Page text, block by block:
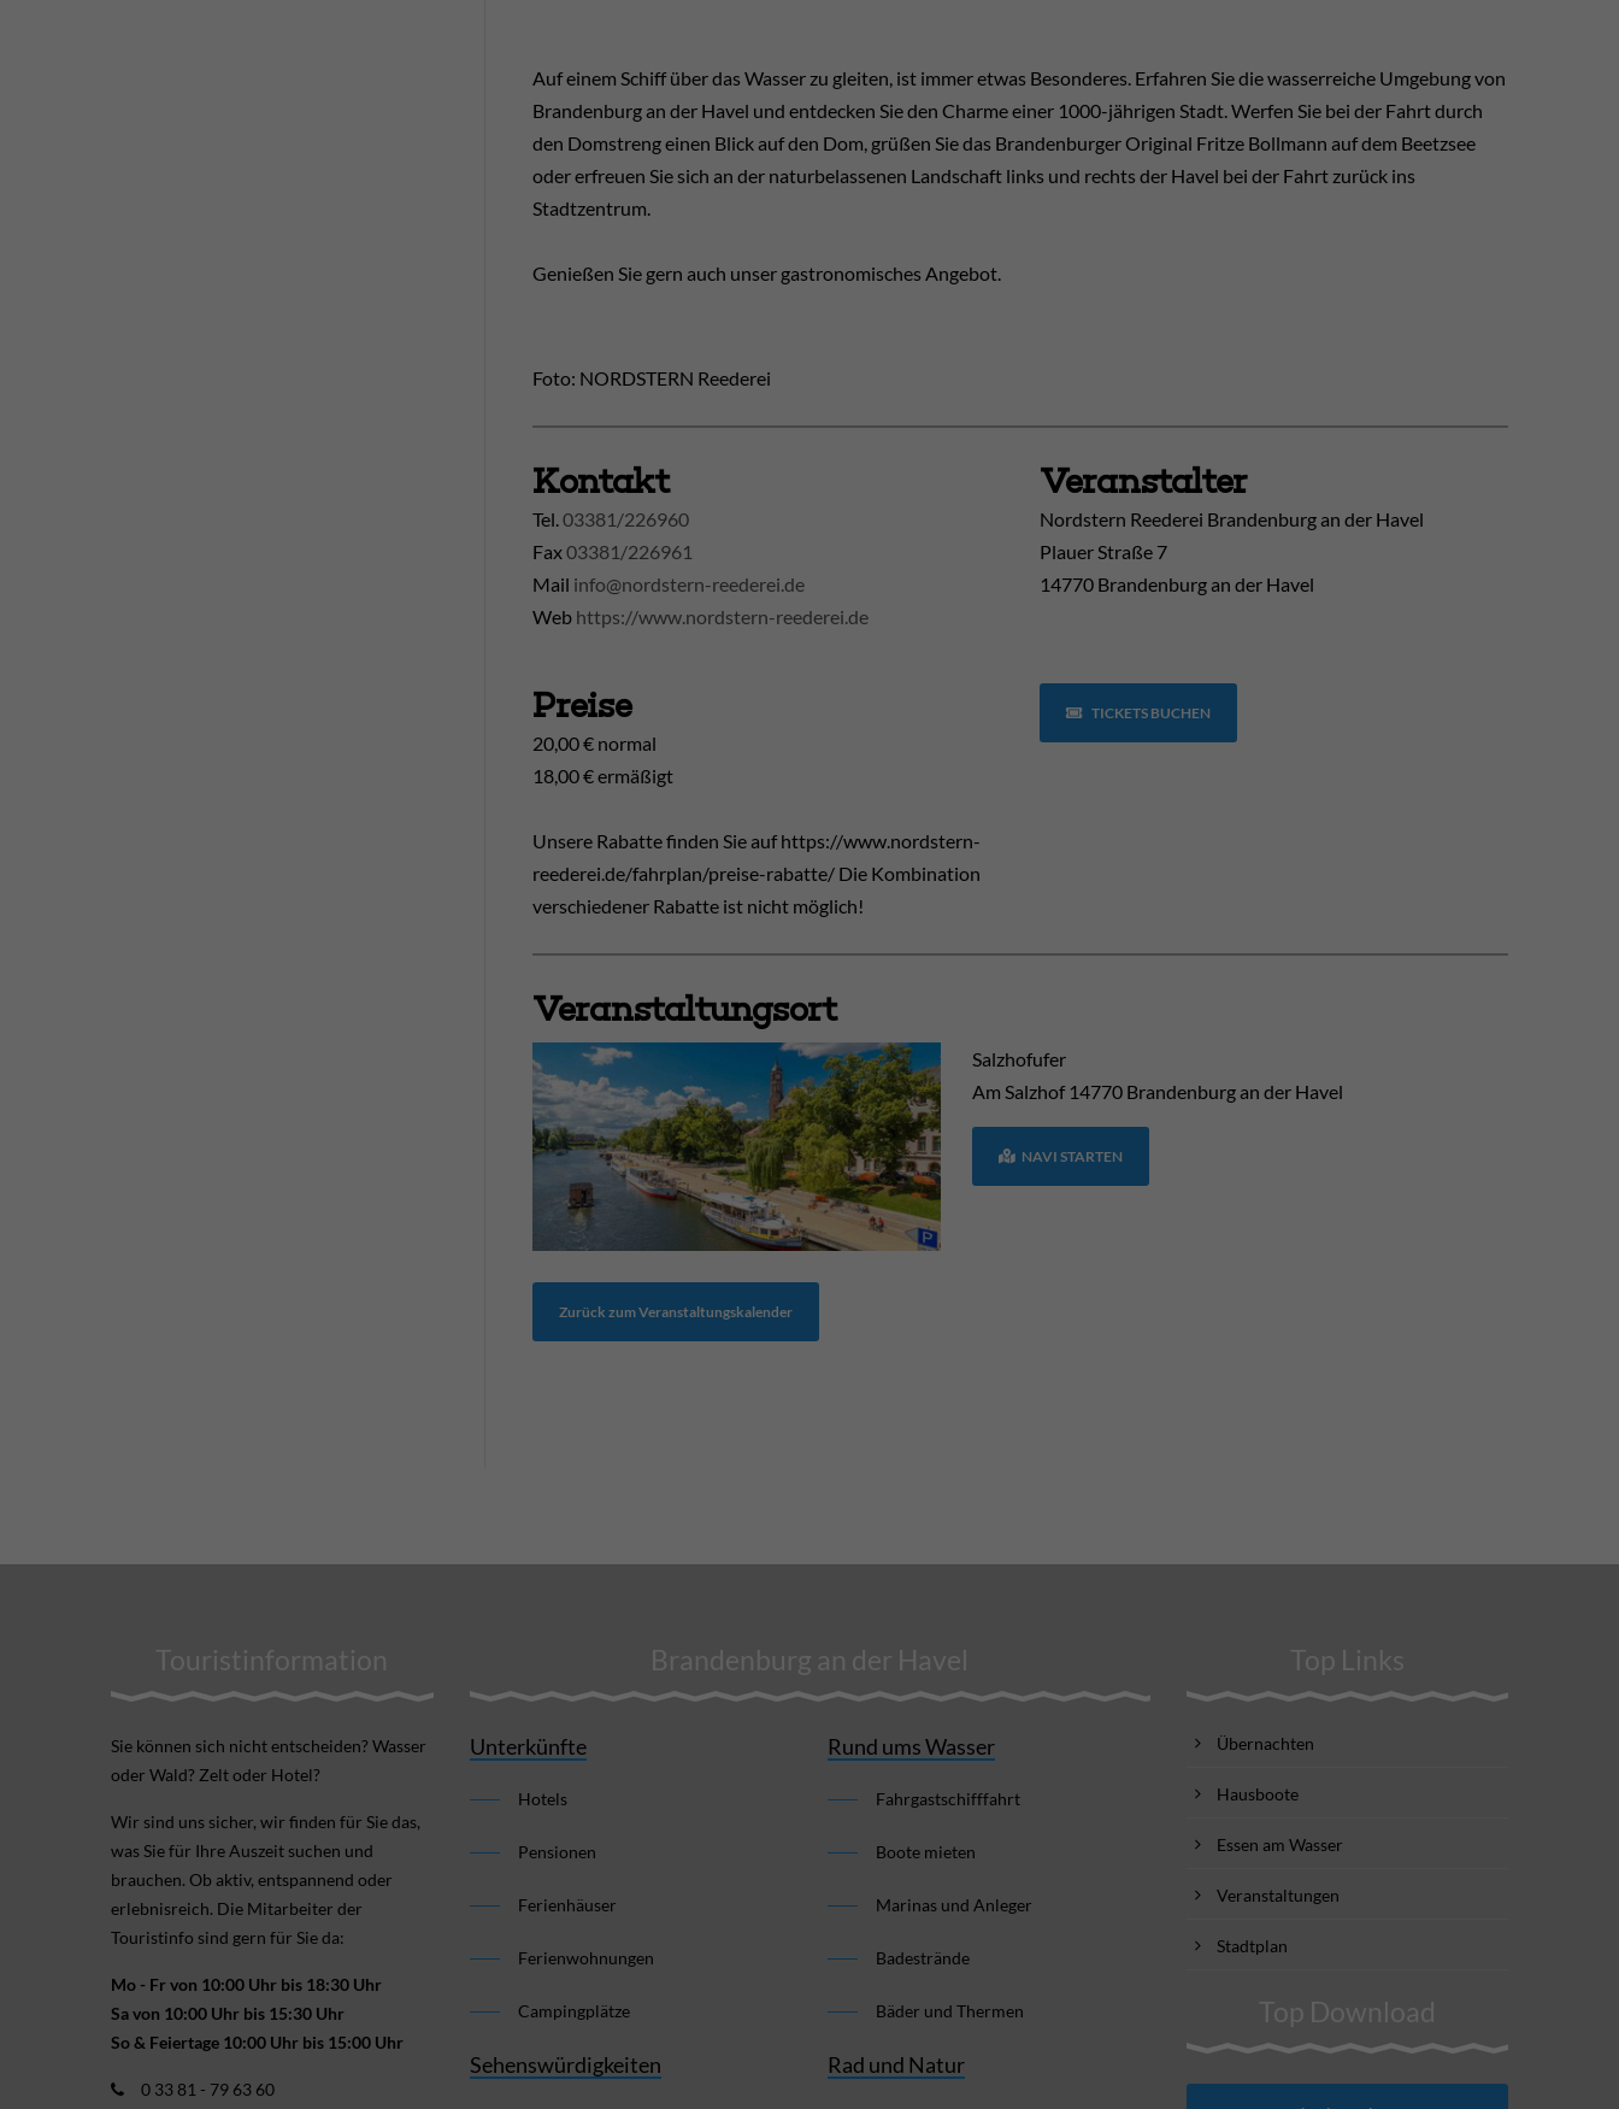
Auf einem Schiff über das Wasser zu gleiten, ist immer etwas Besonderes. Erfahren Sie die wasserreiche Umgebung von
Brandenburg an der Havel und entdecken Sie den Charme einer 1000-jährigen Stadt. Werfen Sie bei der Fahrt durch
den Domstreng einen Blick auf den Dom, grüßen Sie das Brandenburger Original Fritze Bollmann auf dem Beetzsee
oder erfreuen Sie sich an der naturbelassenen Landschaft links und rechts der Havel bei der Fahrt zurück ins
Stadtzentrum.
Genießen Sie gern auch unser gastronomisches Angebot.
Foto: NORDSTERN Reederei
Kontakt
Tel.03381/226960
Fax03381/226961
Mail info@nordstern-reederei.de
Web https://www.nordstern-reederei.de
Veranstalter
Nordstern Reederei Brandenburg an der Havel
Plauer Straße 7
14770 Brandenburg an der Havel
Preise
20,00 € normal
18,00 € ermäßigt
Unsere Rabatte finden Sie auf https://www.nordstern-
reederei.de/fahrplan/preise-rabatte/ Die Kombination
verschiedener Rabatte ist nicht möglich!
TICKETS BUCHEN
Veranstaltungsort
Salzhofufer
Am Salzhof 14770 Brandenburg an der Havel
NAVI STARTEN
Zurück zum Veranstaltungskalender
Touristinformation
Sie können sich nicht ent­scheiden? Wasser
oder Wald? Zelt oder Hotel?
Wir sind uns sicher, wir finden für Sie das,
was Sie für Ihre Aus­zeit suchen und
brauchen. Ob aktiv, ent­spannend oder
erlebnis­reich. Die Mitarbeiter der
Touristinfo sind gern für Sie da:
Mo - Fr von 10:00 Uhr bis 18:30 Uhr
Sa von 10:00 Uhr bis 15:30 Uhr
So & Feiertage 10:00 Uhr bis 15:00 Uhr
0 33 81 - 79 63 60
Brandenburg an der Havel
Unterkünfte
Hotels
Pensionen
Ferienhäuser
Ferienwohnungen
Campingplätze
Sehenswürdigkeiten
Rund ums Wasser
Fahrgastschifffahrt
Boote mieten
Marinas und Anleger
Badestrände
Bäder und Thermen
Rad und Natur
Top Links
Übernachten
Hausboote
Essen am Wasser
Veranstaltungen
Stadtplan
Top Download